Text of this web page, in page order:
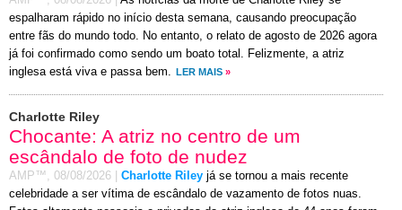
espalharam rápido no início desta semana, causando preocupação
entre fãs do mundo todo. No entanto, o relato de agosto de 2026 agora
já foi confirmado como sendo um boato total. Felizmente, a atriz
inglesa está viva e passa bem.
LER MAIS »
Charlotte Riley
Chocante: A atriz no centro de um
escândalo de foto de nudez
AMP™, 08/08/2026 Charlotte Riley já se tornou a mais recente
celebridade a ser vítima de escândalo de vazamento de fotos nuas.